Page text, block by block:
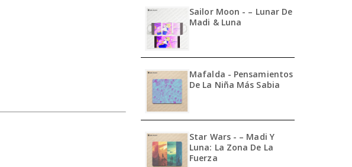
Sailor Moon - – Lunar De
Madi & Luna
Mafalda - Pensamientos
De La Niña Más Sabia
Star Wars - – Madi Y
Luna: La Zona De La
Fuerza